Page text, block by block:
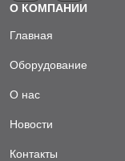
О КОМПАНИИ
Главная
Оборудование
О нас
Новости
Контакты